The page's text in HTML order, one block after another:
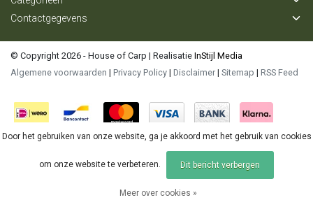
Contactgegevens
© Copyright 2026 - House of Carp | Realisatie InStijl Media
Algemene voorwaarden | Privacy Policy | Disclaimer | Sitemap | RSS Feed
Door het gebruiken van onze website, ga je akkoord met het gebruik van cookies
om onze website te verbeteren. Dit bericht verbergen
Meer over cookies »